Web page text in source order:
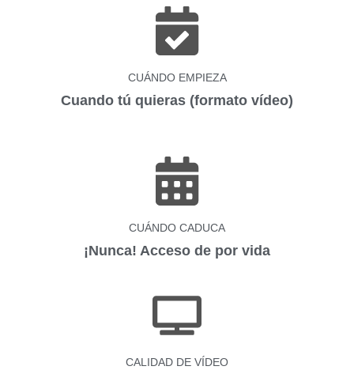
CUÁNDO EMPIEZA
Cuando tú quieras (formato vídeo)
CUÁNDO CADUCA
¡Nunca! Acceso de por vida
CALIDAD DE VÍDEO